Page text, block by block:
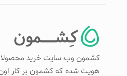
کشمون وب سایت خرید محصولات
هویت شده که کشمون بر کار